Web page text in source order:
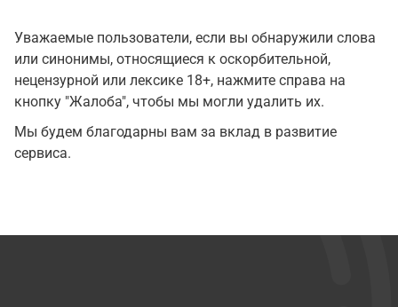
Уважаемые пользователи, если вы обнаружили слова
или синонимы, относящиеся к оскорбительной,
нецензурной или лексике 18+, нажмите справа на
кнопку "Жалоба", чтобы мы могли удалить их.
Мы будем благодарны вам за вклад в развитие
сервиса.